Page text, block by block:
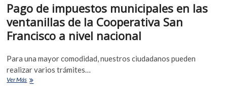
Pago de impuestos municipales en las
ventanillas de la Cooperativa San
Francisco a nivel nacional
Para una mayor comodidad, nuestros ciudadanos pueden
realizar varios trámites…
Ver Más